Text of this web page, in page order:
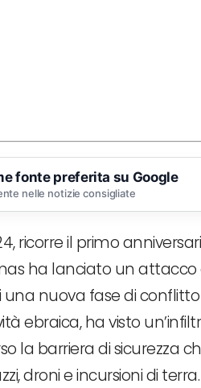
fonte preferita su Google
nelle notizie consigliate
ricorre il primo
ha lanciato un
una nuova fase di
ebraica, ha visto
la barriera di sicurezza
droni e incursioni di terra.